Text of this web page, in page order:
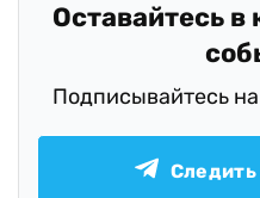
Оставайтесь в
Подписывайтесь
Следить